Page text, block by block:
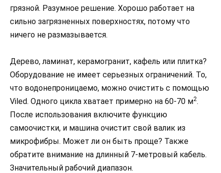
грязной. Разумное решение. Хорошо работает на
сильно загрязненных поверхностях, потому что
ничего не размазывается.
Дерево, ламинат, керамогранит, кафель или плитка?
Оборудование не имеет серьезных ограничений. То,
что водонепроницаемо, можно очистить с помощью
Viled. Одного цикла хватает примерно на 60-70 м2.
После использования включите функцию
самоочистки, и машина очистит свой валик из
микрофибры. Может ли он быть проще? Также
обратите внимание на длинный 7-метровый кабель.
Значительный рабочий диапазон.